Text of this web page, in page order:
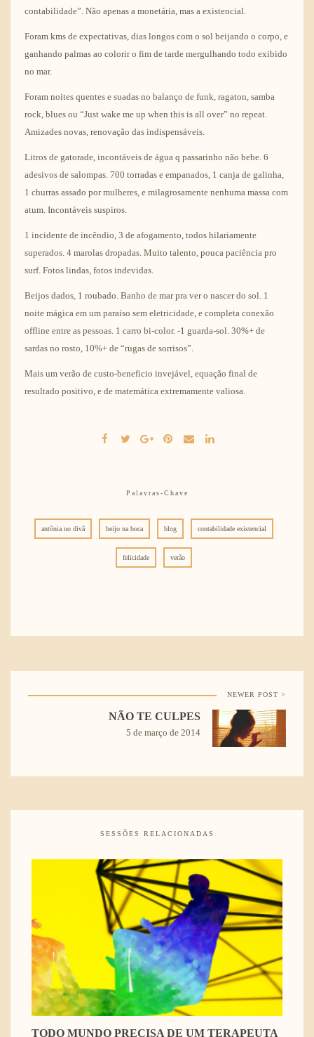
contabilidade”. Não apenas a monetária, mas a existencial.
Foram kms de expectativas, dias longos com o sol beijando o corpo, e
ganhando palmas ao colorir o fim de tarde mergulhando todo exibido
no mar.
Foram noites quentes e suadas no balanço de funk, ragaton, samba
rock, blues ou “Just wake me up when this is all over” no repeat.
Amizades novas, renovação das indispensáveis.
Litros de gatorade, incontáveis de água q passarinho não bebe. 6
adesivos de salompas. 700 torradas e empanados, 1 canja de galinha,
1 churras assado por mulheres, e milagrosamente nenhuma massa com
atum. Incontáveis suspiros.
1 incidente de incêndio, 3 de afogamento, todos hilariamente
superados. 4 marolas dropadas. Muito talento, pouca paciência pro
surf. Fotos lindas, fotos indevidas.
Beijos dados, 1 roubado. Banho de mar pra ver o nascer do sol. 1
noite mágica em um paraíso sem eletricidade, e completa conexão
offline entre as pessoas. 1 carro bi-color. -1 guarda-sol. 30%+ de
sardas no rosto, 10%+ de “rugas de sorrisos”.
Mais um verão de custo-beneficio invejável, equação final de
resultado positivo, e de matemática extremamente valiosa.
Palavras-Chave
antônia no divã beijo na boca blog contabilidade existencial
felicidade verão
NEWER POST >
NÃO TE CULPES
5 de março de 2014
SESSÕES RELACIONADAS
TODO MUNDO PRECISA DE UM TERAPEUTA